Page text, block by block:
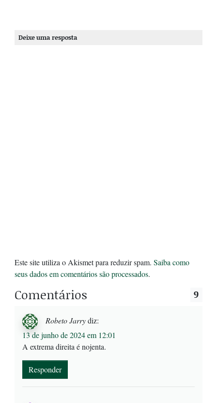
Deixe uma resposta
Este site utiliza o Akismet para reduzir spam. Saiba como
seus dados em comentários são processados.
Comentários 9
Robeto Jarrydiz:
13 de junho de 2024 em 12:01
A extrema direita é nojenta.
Responder